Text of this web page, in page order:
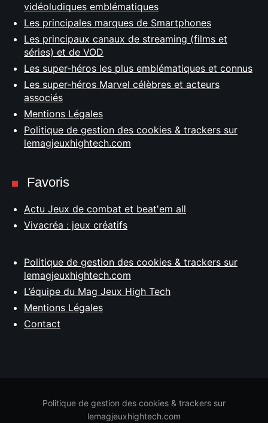
vidéoludiques emblématiques
Les principales marques de Smartphones
Les principaux canaux de streaming (films et
séries) et de VOD
Les super-héros les plus emblématiques et connus
Les super-héros Marvel célèbres et acteurs
associés
Mentions Légales
Politique de gestion des cookies & trackers sur
lemagjeuxhightech.com
Favoris
Actu Jeux de combat et beat'em all
Vivacréa : jeux créatifs
Politique de gestion des cookies & trackers sur
lemagjeuxhightech.com
L’équipe du Mag Jeux High Tech
Mentions Légales
Contact
Politique de gestion des cookies & trackers sur
lemagjeuxhightech.com